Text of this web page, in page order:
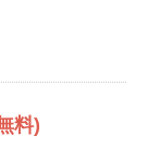
料)